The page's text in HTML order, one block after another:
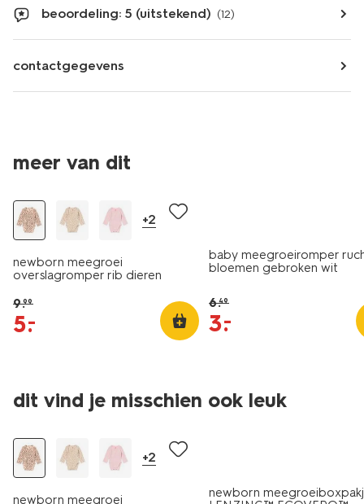
beoordeling: 5 (uitstekend) (12)
contactgegevens
meer van dit
sale
+2
newborn meegroei
overslagromper rib dieren
9.99
5.
–
baby meegroeiromper
bloemen gebroken wit
6.49
3.
–
dit vind je misschien ook leuk
sale
+2
newborn meegroei
sale
newborn